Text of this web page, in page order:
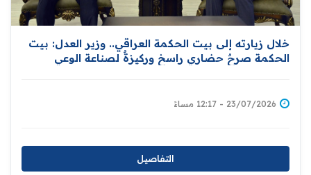
خلال زيارته إلى بيت الحكمة العراقي.. وزير العدل: بيت
الحكمة صرحٌ حضاري راسخ وركيزةٌ لصناعة الوعي
23/07/2026 - 12:17 مساءً
التفاصيل